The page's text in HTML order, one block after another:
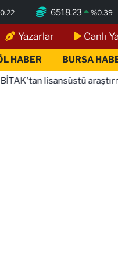
0.22 6518.23 %0.39
Yazarlar Canlı
HABER BURSA
araştırmacılara